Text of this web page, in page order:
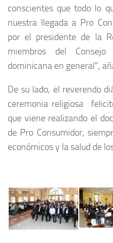
conscientes que todo lo
nuestra llegada a Pro
por el presidente de la
miembros del
dominicana en general”,
De su lado, el reverendo
ceremonia religiosa
que viene realizando el
de Pro Consumidor,
económicos y la salud de